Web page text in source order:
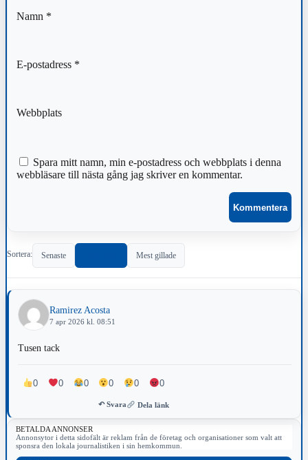
Namn *
E-postadress *
Webbplats
Spara mitt namn, min e-postadress och webbplats i denna
webbläsare till nästa gång jag skriver en kommentar.
Sortera: Senaste Mest gillade
Ramirez Acosta
7 apr 2026 kl. 08:51
Tusen tack
0 0 0 0 0 0
↶ Svara Dela länk
BETALDA ANNONSER
Annonsytor i detta sidofält är reklam från de företag och organisationer som valt att
sponsra den lokala journalistiken i sin hemkommun.